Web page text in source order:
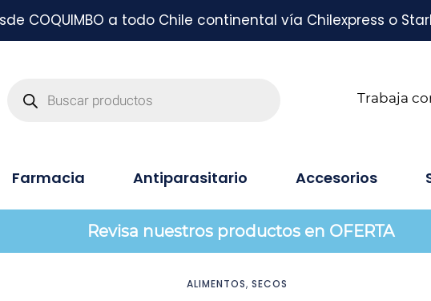
COQUIMBO a todo Chile continental vía Chilexpress o
Trabaja
Farmacia Antiparasitario Accesorios
Revisa nuestros productos en OFERTA
ALIMENTOS, SECOS